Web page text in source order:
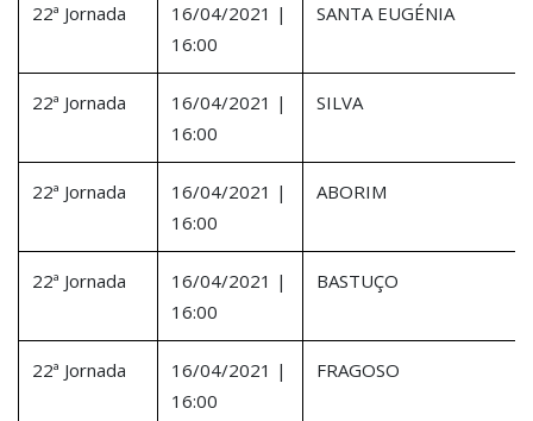
22ª Jornada
16/04/2021 |
16:00
SANTA EUGÉNIA
22ª Jornada
16/04/2021 |
16:00
SILVA
22ª Jornada
16/04/2021 |
16:00
ABORIM
22ª Jornada
16/04/2021 |
16:00
BASTUÇO
22ª Jornada
16/04/2021 |
16:00
FRAGOSO